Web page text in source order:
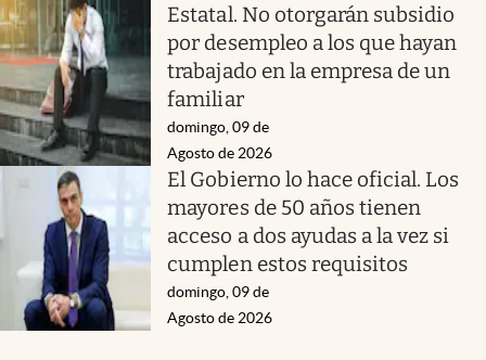
Estatal. No otorgarán subsidio
por desempleo a los que hayan
trabajado en la empresa de un
familiar
domingo, 09 de
Agosto de 2026
El Gobierno lo hace oficial. Los
mayores de 50 años tienen
acceso a dos ayudas a la vez si
cumplen estos requisitos
domingo, 09 de
Agosto de 2026